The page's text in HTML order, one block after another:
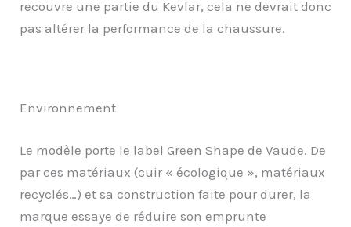
recouvre une partie du Kevlar, cela ne devrait donc
pas altérer la performance de la chaussure.
Environnement
Le modèle porte le label Green Shape de Vaude. De
par ces matériaux (cuir « écologique », matériaux
recyclés…) et sa construction faite pour durer, la
marque essaye de réduire son emprunte